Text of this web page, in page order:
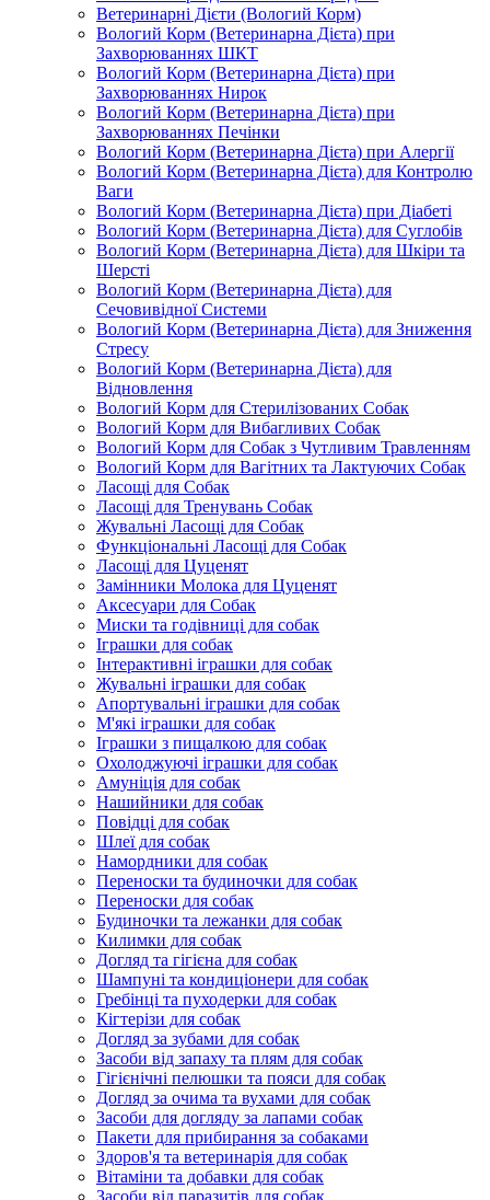
Ветеринарні Дієти (Вологий Корм)
Вологий Корм (Ветеринарна Дієта) при
Захворюваннях ШКТ
Вологий Корм (Ветеринарна Дієта) при
Захворюваннях Нирок
Вологий Корм (Ветеринарна Дієта) при
Захворюваннях Печінки
Вологий Корм (Ветеринарна Дієта) при Алергії
Вологий Корм (Ветеринарна Дієта) для Контролю
Ваги
Вологий Корм (Ветеринарна Дієта) при Діабеті
Вологий Корм (Ветеринарна Дієта) для Суглобів
Вологий Корм (Ветеринарна Дієта) для Шкіри та
Шерсті
Вологий Корм (Ветеринарна Дієта) для
Сечовивідної Системи
Вологий Корм (Ветеринарна Дієта) для Зниження
Стресу
Вологий Корм (Ветеринарна Дієта) для
Відновлення
Вологий Корм для Стерилізованих Собак
Вологий Корм для Вибагливих Собак
Вологий Корм для Собак з Чутливим Травленням
Вологий Корм для Вагітних та Лактуючих Собак
Ласощі для Собак
Ласощі для Тренувань Собак
Жувальні Ласощі для Собак
Функціональні Ласощі для Собак
Ласощі для Цуценят
Замінники Молока для Цуценят
Аксесуари для Собак
Миски та годівниці для собак
Іграшки для собак
Інтерактивні іграшки для собак
Жувальні іграшки для собак
Апортувальні іграшки для собак
М'які іграшки для собак
Іграшки з пищалкою для собак
Охолоджуючі іграшки для собак
Амуніція для собак
Нашийники для собак
Повідці для собак
Шлеї для собак
Намордники для собак
Переноски та будиночки для собак
Переноски для собак
Будиночки та лежанки для собак
Килимки для собак
Догляд та гігієна для собак
Шампуні та кондиціонери для собак
Гребінці та пуходерки для собак
Кігтерізи для собак
Догляд за зубами для собак
Засоби від запаху та плям для собак
Гігієнічні пелюшки та пояси для собак
Догляд за очима та вухами для собак
Засоби для догляду за лапами собак
Пакети для прибирання за собаками
Здоров'я та ветеринарія для собак
Вітаміни та добавки для собак
Засоби від паразитів для собак